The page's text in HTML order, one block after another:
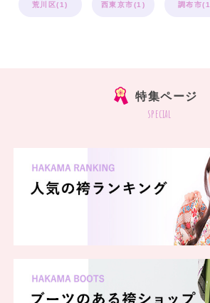
荒川区(1) 西東京市(1) 調布市
特集ページ
special